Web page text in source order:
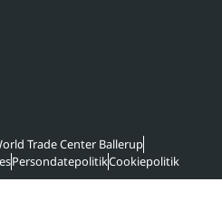
Trade Center Ballerup
PersondatepolitikCookiepolitik